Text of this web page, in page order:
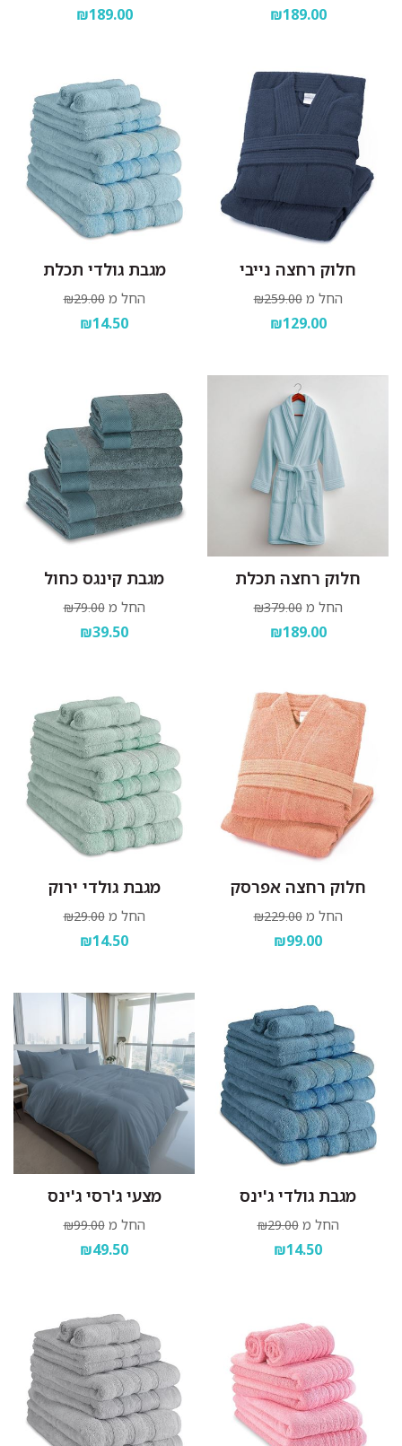
₪189.00
₪189.00
חלוק רחצה נייבי
החל מ ₪259.00
₪129.00
מגבת גולדי תכלת
החל מ ₪29.00
₪14.50
חלוק רחצה תכלת
החל מ ₪379.00
₪189.00
מגבת קינגס כחול
החל מ ₪79.00
₪39.50
חלוק רחצה אפרסק
החל מ ₪229.00
₪99.00
מגבת גולדי ירוק
החל מ ₪29.00
₪14.50
מגבת גולדי ג'ינס
החל מ ₪29.00
₪14.50
מצעי ג'רסי ג'ינס
החל מ ₪99.00
₪49.50